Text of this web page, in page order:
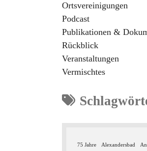
Ortsvereinigungen
Podcast
Publikationen &
Rückblick
Veranstaltungen
Vermischtes
75 Jahre Alexandersbad